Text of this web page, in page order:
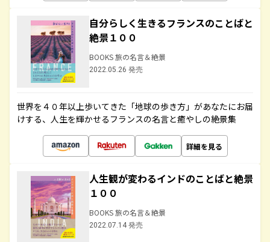
自分らしく生きるフランスのことばと
絶景１００
BOOKS 旅の名言＆絶景
2022.05.26 発売
世界を４０年以上歩いてきた「地球の歩き方」があなたにお届
けする、人生を輝かせるフランスの名言と癒やしの絶景集
詳細を見る
人生観が変わるインドのことばと絶景
１００
BOOKS 旅の名言＆絶景
2022.07.14 発売